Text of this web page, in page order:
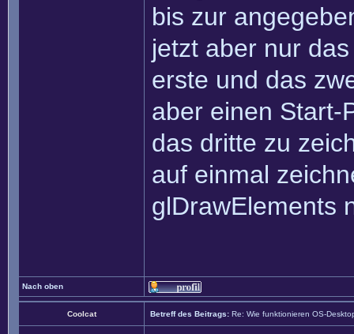
bis zur
jetzt aber nur
erste und das
aber einen Start-
das dritte zu
auf einmal
glDrawElements
Nach oben
Coolcat Betreff des Beitrags: Re: Wie funktionieren OS-